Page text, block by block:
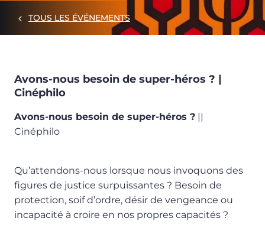
TOUS LES ÉVÉNEMENTS
Avons-nous besoin de super-héros ? |
Cinéphilo
Avons-nous besoin de super-héros ? ||
Cinéphilo
Qu’attendons-nous lorsque nous invoquons des
figures de justice surpuissantes ? Besoin de
protection, soif d’ordre, désir de vengeance ou
incapacité à croire en nos propres capacités ?